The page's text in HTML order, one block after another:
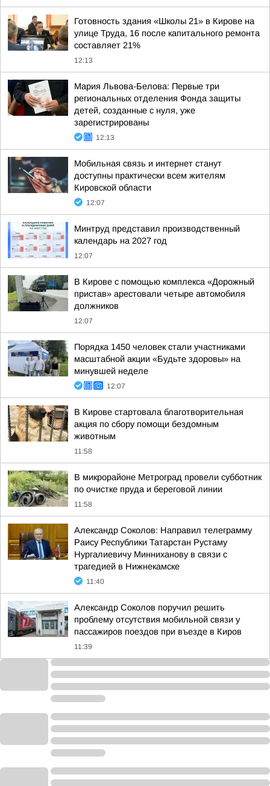
Готовность здания «Школы 21» в Кирове на
улице Труда, 16 после капитального ремонта
составляет 21%
12:13
Мария Львова-Белова: Первые три
региональных отделения Фонда защиты
детей, созданные с нуля, уже
зарегистрированы
12:13
Мобильная связь и интернет станут
доступны практически всем жителям
Кировской области
12:07
Минтруд представил производственный
календарь на 2027 год
12:07
В Кирове с помощью комплекса «Дорожный
пристав» арестовали четыре автомобиля
должников
12:07
Порядка 1450 человек стали участниками
масштабной акции «Будьте здоровы» на
минувшей неделе
12:07
В Кирове стартовала благотворительная
акция по сбору помощи бездомным
животным
11:58
В микрорайоне Метроград провели субботник
по очистке пруда и береговой линии
11:58
Александр Соколов: Направил телеграмму
Раису Республики Татарстан Рустаму
Нургалиевичу Минниханову в связи с
трагедией в Нижнекамске
11:40
Александр Соколов поручил решить
проблему отсутствия мобильной связи у
пассажиров поездов при въезде в Киров
11:39